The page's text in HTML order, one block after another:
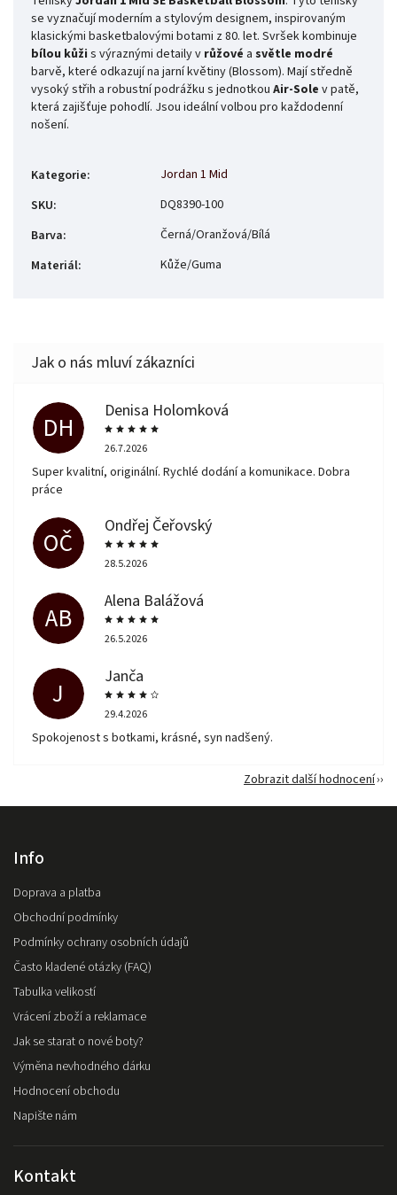
se vyznačují moderním a stylovým designem, inspirovaným
klasickými basketbalovými botami z 80. let. Svršek kombinuje
bílou kůži s výraznými detaily v růžové a světle modré
barvě, které odkazují na jarní květiny (Blossom). Mají středně
vysoký střih a robustní podrážku s jednotkou Air-Sole v patě,
která zajišťuje pohodlí. Jsou ideální volbou pro každodenní
nošení.
Kategorie:
Jordan 1 Mid
SKU:
DQ8390-100
Barva:
Černá/Oranžová/Bílá
Materiál: Kůže/Guma
DH
Denisa Holomková
26.7.2026
Super kvalitní, originální. Rychlé dodání a komunikace. Dobra
práce
OČ
Ondřej Čeřovský
28.5.2026
AB
Alena Balážová
26.5.2026
J
Janča
29.4.2026
Spokojenost s botkami, krásné, syn nadšený.
Zobrazit další hodnocení
Info
Doprava a platba
Obchodní podmínky
Podmínky ochrany osobních údajů
Často kladené otázky (FAQ)
Tabulka velikostí
Vrácení zboží a reklamace
Jak se starat o nové boty?
Výměna nevhodného dárku
Hodnocení obchodu
Napište nám
Kontakt